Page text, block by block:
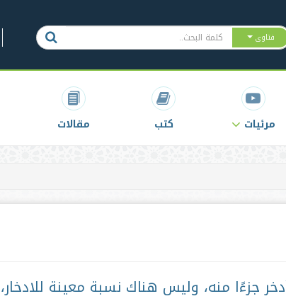
فتاوى
مرئيات كتب مقالات
جزءًا منه، وليس هناك نسبة معينة للادخار،